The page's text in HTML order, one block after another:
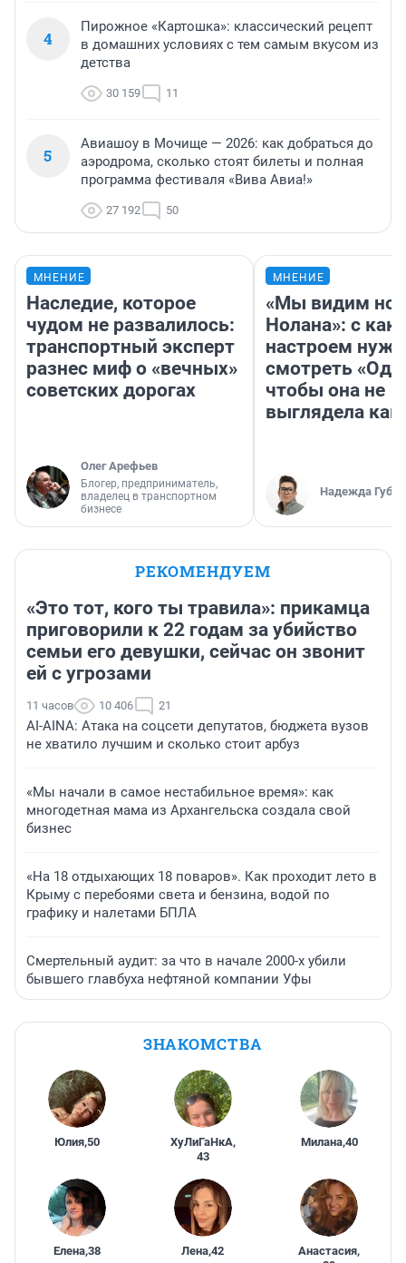
4
Пирожное «Картошка»: классический рецепт
в домашних условиях с тем самым вкусом из
детства
30 159 11
5
Авиашоу в Мочище — 2026: как добраться до
аэродрома, сколько стоят билеты и полная
программа фестиваля «Вива Авиа!»
27 192 50
МНЕНИЕ
Наследие, которое
чудом не развалилось:
транспортный эксперт
разнес миф о «вечных»
советских дорогах
Олег Арефьев
Блогер, предприниматель,
владелец в транспортном
бизнесе
МНЕНИЕ
«Мы видим
Нолана»: с
настроем
смотреть
чтобы она не
выглядела как
Надежда
РЕКОМЕНДУЕМ
«Это тот, кого ты травила»: прикамца
приговорили к 22 годам за убийство
семьи его девушки, сейчас он звонит
ей с угрозами
11 часов 10 406 21
AI-AINA: Атака на соцсети депутатов, бюджета вузов
не хватило лучшим и сколько стоит арбуз
«Мы начали в самое нестабильное время»: как
многодетная мама из Архангельска создала свой
бизнес
«На 18 отдыхающих 18 поваров». Как проходит лето в
Крыму с перебоями света и бензина, водой по
графику и налетами БПЛА
Смертельный аудит: за что в начале 2000-х убили
бывшего главбуха нефтяной компании Уфы
ЗНАКОМСТВА
Юлия,50 ХуЛиГаНкА,
43
Милана,40
Елена,38 Лена,42 Анастасия,